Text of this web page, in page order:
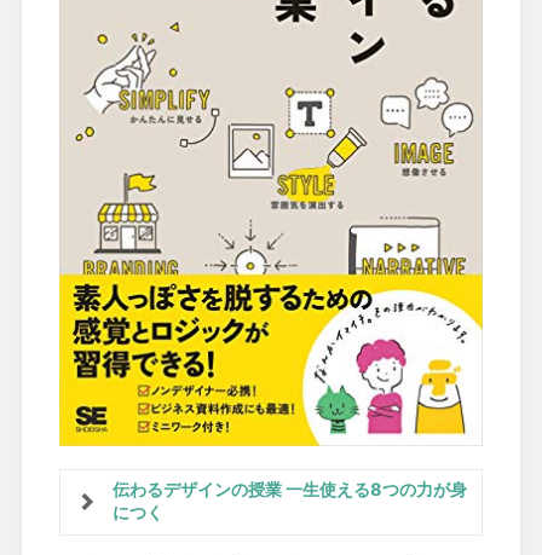
伝わるデザインの授業 一生使える8つの力が身
につく